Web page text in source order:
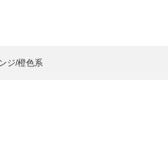
ルバイサマンサモスモス）の一覧
スモス ラーゴム）の一覧
ジ/橙色系